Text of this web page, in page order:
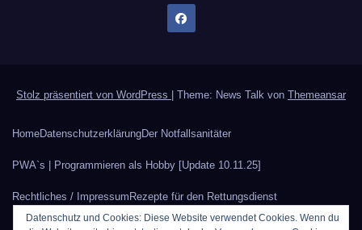
Stolz präsentiert von WordPress Theme: News Talk von Themeansar
HomeDatenschutzerklärungDer Notfallsanitäter
PWA`s | Programmieren als Hobby [Update 10.11.25]
Rechtliches / Impressum Rezepte für den Rettungsdienst
Datenschutz und Cookies: Diese Website verwendet Cookies. Wenn du